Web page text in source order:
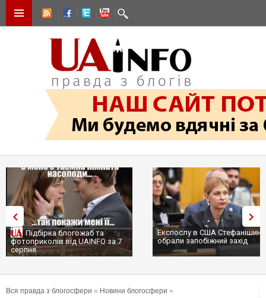
Підбірка блогожаб та
фотоприколів від UAINFO за 7
серпня
Експослу в США
обрали запобіжний захід
Вся правда з блогосфери » Новини блогосфери »